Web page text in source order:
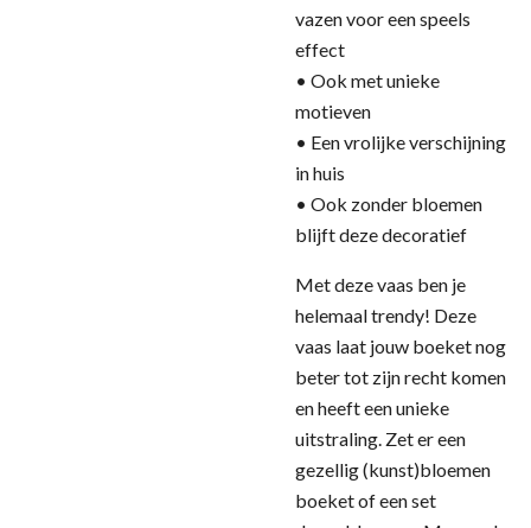
vazen voor een speels
effect
• Ook met unieke
motieven
• Een vrolijke verschijning
in huis
• Ook zonder bloemen
blijft deze decoratief
Met deze vaas ben je
helemaal trendy! Deze
vaas laat jouw boeket nog
beter tot zijn recht komen
en heeft een unieke
uitstraling. Zet er een
gezellig (kunst)bloemen
boeket of een set